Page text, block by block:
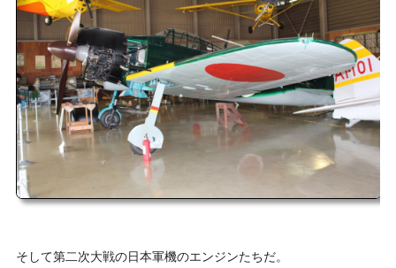
そして第二次大戦の日本軍機のエンジンたちだ。